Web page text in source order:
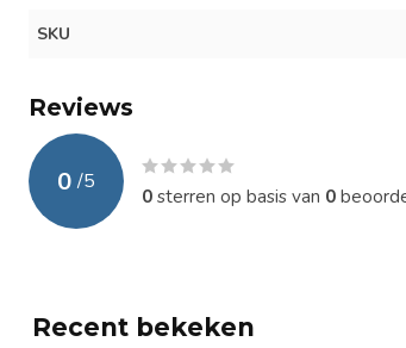
SKU
Reviews
0 /5
0sterren op basis van 0
Recent bekeken